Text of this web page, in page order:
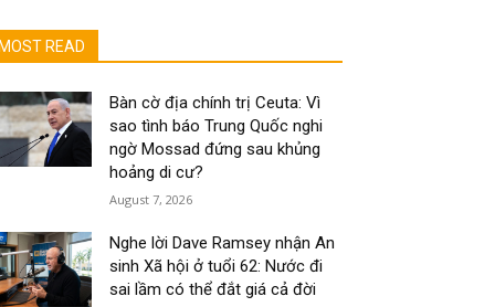
MOST READ
Bàn cờ địa chính trị Ceuta: Vì
sao tình báo Trung Quốc nghi
ngờ Mossad đứng sau khủng
hoảng di cư?
August 7, 2026
Nghe lời Dave Ramsey nhận An
sinh Xã hội ở tuổi 62: Nước đi
sai lầm có thể đắt giá cả đời